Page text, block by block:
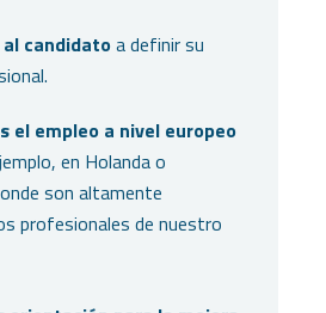
candidatoa definir su
el empleo a nivel europeo
en Holanda o
son altamente
profesionales de nuestro